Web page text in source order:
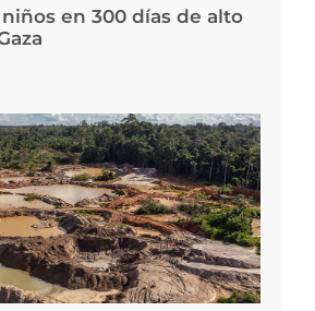
en 300 días de alto